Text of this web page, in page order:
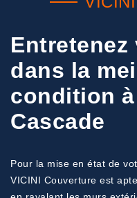
Entretenez
dans la
condition
Cascade
Pour la mise en état de
VICINI Couverture est